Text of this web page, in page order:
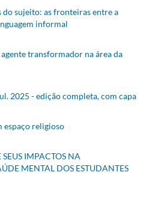
do sujeito: as fronteiras entre a
informal
transformador na área da
2025 - edição completa, com capa
espaço religioso
SEUS IMPACTOS NA
MENTAL DOS ESTUDANTES